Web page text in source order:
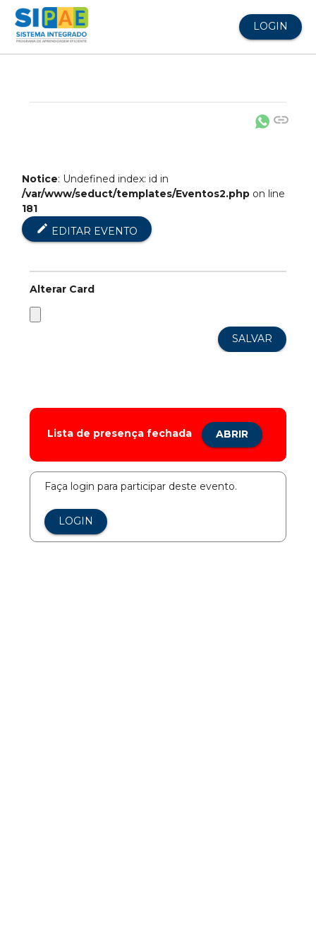
LOGIN
link
Notice: Undefined index: id in
/var/www/seduct/templates/Eventos2.php on line
181
edit EDITAR EVENTO
Alterar Card
Lista de presença fechada ABRIR
Faça login para participar deste evento.
LOGIN